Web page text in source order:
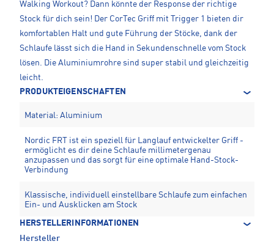
Walking Workout? Dann könnte der Response der richtige
Stock für dich sein! Der CorTec Griff mit Trigger 1 bieten dir
komfortablen Halt und gute Führung der Stöcke, dank der
Schlaufe lässt sich die Hand in Sekundenschnelle vom Stock
lösen. Die Aluminiumrohre sind super stabil und gleichzeitig
leicht.
PRODUKTEIGENSCHAFTEN
Material: Aluminium
Nordic FRT ist ein speziell für Langlauf entwickelter Griff -
ermöglicht es dir deine Schlaufe millimetergenau
anzupassen und das sorgt für eine optimale Hand-Stock-
Verbindung
Klassische, individuell einstellbare Schlaufe zum einfachen
Ein- und Ausklicken am Stock
HERSTELLERINFORMATIONEN
Hersteller